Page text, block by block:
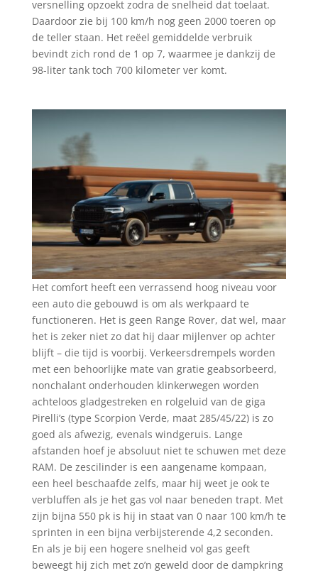
versnelling opzoekt zodra de snelheid dat toelaat.
Daardoor zie bij 100 km/h nog geen 2000 toeren op
de teller staan. Het reëel gemiddelde verbruik
bevindt zich rond de 1 op 7, waarmee je dankzij de
98-liter tank toch 700 kilometer ver komt.
Het comfort heeft een verrassend hoog niveau voor
een auto die gebouwd is om als werkpaard te
functioneren. Het is geen Range Rover, dat wel, maar
het is zeker niet zo dat hij daar mijlenver op achter
blijft – die tijd is voorbij. Verkeersdrempels worden
met een behoorlijke mate van gratie geabsorbeerd,
nonchalant onderhouden klinkerwegen worden
achteloos gladgestreken en rolgeluid van de giga
Pirelli’s (type Scorpion Verde, maat 285/45/22) is zo
goed als afwezig, evenals windgeruis. Lange
afstanden hoef je absoluut niet te schuwen met deze
RAM. De zescilinder is een aangename kompaan,
een heel beschaafde zelfs, maar hij weet je ook te
verbluffen als je het gas vol naar beneden trapt. Met
zijn bijna 550 pk is hij in staat van 0 naar 100 km/h te
sprinten in een bijna verbijsterende 4,2 seconden.
En als je bij een hogere snelheid vol gas geeft
beweegt hij zich met zo’n geweld door de dampkring